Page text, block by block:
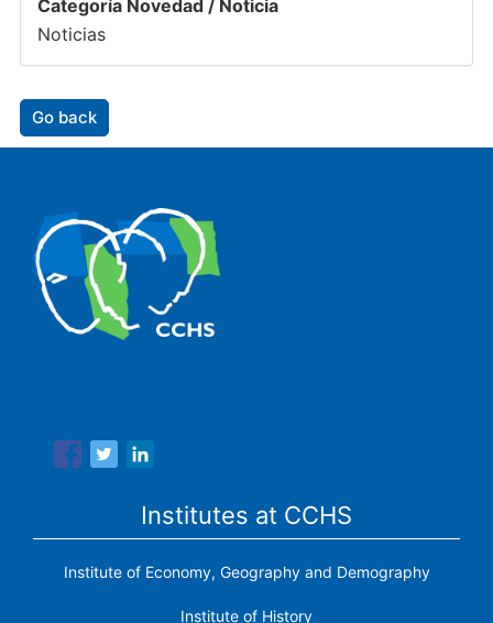
Categoría Novedad / Noticia
Noticias
Go back
Institutes at CCHS
Institute of Economy, Geography and Demography
Institute of History